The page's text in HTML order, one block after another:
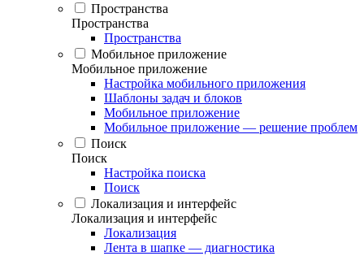
Пространства
Пространства
Пространства
Мобильное приложение
Мобильное приложение
Настройка мобильного приложения
Шаблоны задач и блоков
Мобильное приложение
Мобильное приложение — решение проблем
Поиск
Поиск
Настройка поиска
Поиск
Локализация и интерфейс
Локализация и интерфейс
Локализация
Лента в шапке — диагностика